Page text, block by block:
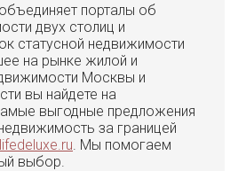
порталы об
двух столиц и
статусной недвижимости
на рынке жилой и
Москвы и
вы найдете на
выгодные предложения
за границей
. Мы помогаем
выбор.